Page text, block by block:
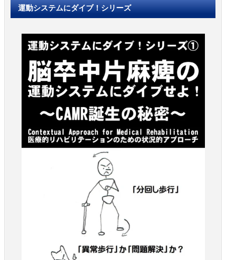
運動システムにダイブ！シリーズ